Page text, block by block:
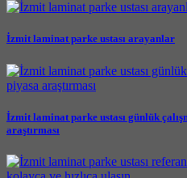
İzmit laminat parke ustası arayanlar
İzmit laminat parke ustası günlük
araştırması